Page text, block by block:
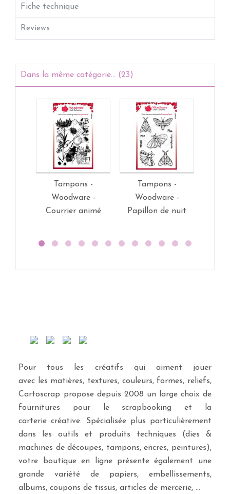
Fiche technique
Reviews
Dans la même catégorie... (23)
Tampons -
Woodware -
Courrier animé
Tampons -
Woodware -
Papillon de nuit
Pour tous les créatifs qui aiment jouer
avec les matières, textures, couleurs, formes, reliefs,
Cartoscrap propose depuis 2008 un large choix de
fournitures pour le scrapbooking et la
carterie créative. Spécialisée plus particulièrement
dans les outils et produits techniques (dies &
machines de découpes, tampons, encres, peintures),
votre boutique en ligne présente également une
grande variété de papiers, embellissements,
albums, coupons de tissus, articles de mercerie, …